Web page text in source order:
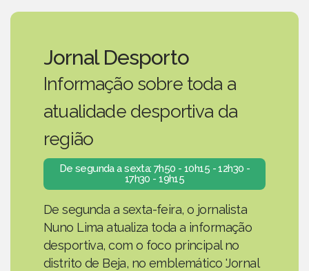
Jornal Desporto
Informação sobre toda a
atualidade desportiva da
região
De segunda a sexta: 7h50 - 10h15 - 12h30 -
17h30 - 19h15
De segunda a sexta-feira, o jornalista
Nuno Lima atualiza toda a informação
desportiva, com o foco principal no
distrito de Beja, no emblemático 'Jornal